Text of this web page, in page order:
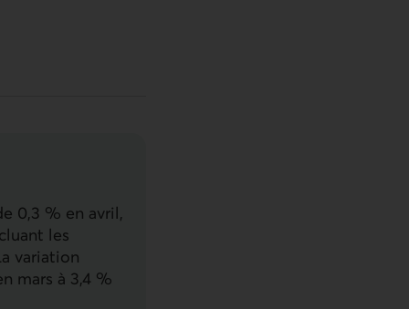
0,3 % en avril,
les
variation
mars à 3,4 %